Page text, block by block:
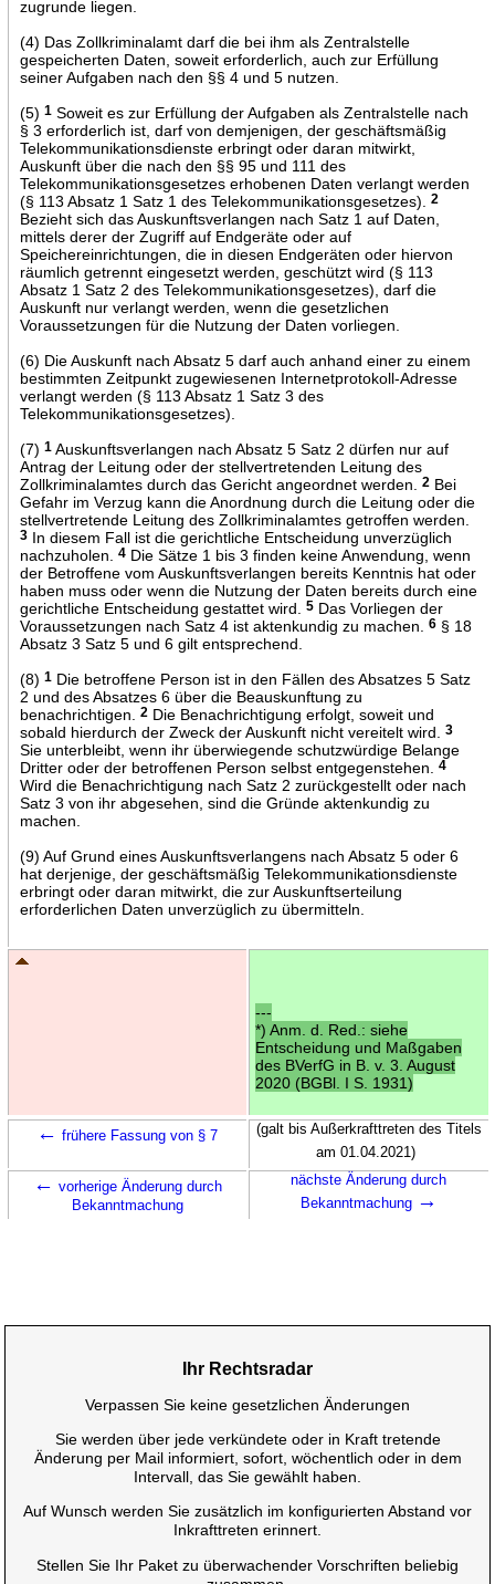
zugrunde liegen.
(4) Das Zollkriminalamt darf die bei ihm als Zentralstelle
gespeicherten Daten, soweit erforderlich, auch zur Erfüllung
seiner Aufgaben nach den §§ 4 und 5 nutzen.
(5) 1Soweit es zur Erfüllung der Aufgaben als Zentralstelle nach
§ 3 erforderlich ist, darf von demjenigen, der geschäftsmäßig
Telekommunikationsdienste erbringt oder daran mitwirkt,
Auskunft über die nach den §§ 95 und 111 des
Telekommunikationsgesetzes erhobenen Daten verlangt werden
(§ 113 Absatz 1 Satz 1 des Telekommunikationsgesetzes).
2
Bezieht sich das Auskunftsverlangen nach Satz 1 auf Daten,
mittels derer der Zugriff auf Endgeräte oder auf
Speichereinrichtungen, die in diesen Endgeräten oder hiervon
räumlich getrennt eingesetzt werden, geschützt wird (§ 113
Absatz 1 Satz 2 des Telekommunikationsgesetzes), darf die
Auskunft nur verlangt werden, wenn die gesetzlichen
Voraussetzungen für die Nutzung der Daten vorliegen.
(6) Die Auskunft nach Absatz 5 darf auch anhand einer zu einem
bestimmten Zeitpunkt zugewiesenen Internetprotokoll-Adresse
verlangt werden (§ 113 Absatz 1 Satz 3 des
Telekommunikationsgesetzes).
(7) 1Auskunftsverlangen nach Absatz 5 Satz 2 dürfen nur auf
Antrag der Leitung oder der stellvertretenden Leitung des
Zollkriminalamtes durch das Gericht angeordnet werden.
2Bei
Gefahr im Verzug kann die Anordnung durch die Leitung oder die
stellvertretende Leitung des Zollkriminalamtes getroffen werden.
3In diesem Fall ist die gerichtliche Entscheidung unverzüglich
nachzuholen.
4Die Sätze 1 bis 3 finden keine Anwendung, wenn
der Betroffene vom Auskunftsverlangen bereits Kenntnis hat oder
haben muss oder wenn die Nutzung der Daten bereits durch eine
gerichtliche Entscheidung gestattet wird.
5Das Vorliegen der
Voraussetzungen nach Satz 4 ist aktenkundig zu machen.
6§ 18
Absatz 3 Satz 5 und 6 gilt entsprechend.
(8) 1Die betroffene Person ist in den Fällen des Absatzes 5 Satz
2 und des Absatzes 6 über die Beauskunftung zu
benachrichtigen.
2Die Benachrichtigung erfolgt, soweit und
sobald hierdurch der Zweck der Auskunft nicht vereitelt wird.
3
Sie unterbleibt, wenn ihr überwiegende schutzwürdige Belange
Dritter oder der betroffenen Person selbst entgegenstehen.
4
Wird die Benachrichtigung nach Satz 2 zurückgestellt oder nach
Satz 3 von ihr abgesehen, sind die Gründe aktenkundig zu
machen.
(9) Auf Grund eines Auskunftsverlangens nach Absatz 5 oder 6
hat derjenige, der geschäftsmäßig Telekommunikationsdienste
erbringt oder daran mitwirkt, die zur Auskunftserteilung
erforderlichen Daten unverzüglich zu übermitteln.
---
*) Anm. d. Red.: siehe
Entscheidung und Maßgaben
des BVerfG in B. v. 3. August
2020 (BGBl. I S. 1931)
← frühere Fassung von § 7
(galt bis Außerkrafttreten des Titels
am 01.04.2021)
← vorherige Änderung durch
Bekanntmachung
nächste Änderung durch
Bekanntmachung →
Ihr Rechtsradar
Verpassen Sie keine gesetzlichen Änderungen
Sie werden über jede verkündete oder in Kraft tretende
Änderung per Mail informiert, sofort, wöchentlich oder in dem
Intervall, das Sie gewählt haben.
Auf Wunsch werden Sie zusätzlich im konfigurierten Abstand vor
Inkrafttreten erinnert.
Stellen Sie Ihr Paket zu überwachender Vorschriften beliebig